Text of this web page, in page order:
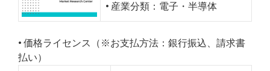
• 産業分類：電子・半導体
• 価格ライセンス（※お支払方法：銀行振込、請求書
払い）